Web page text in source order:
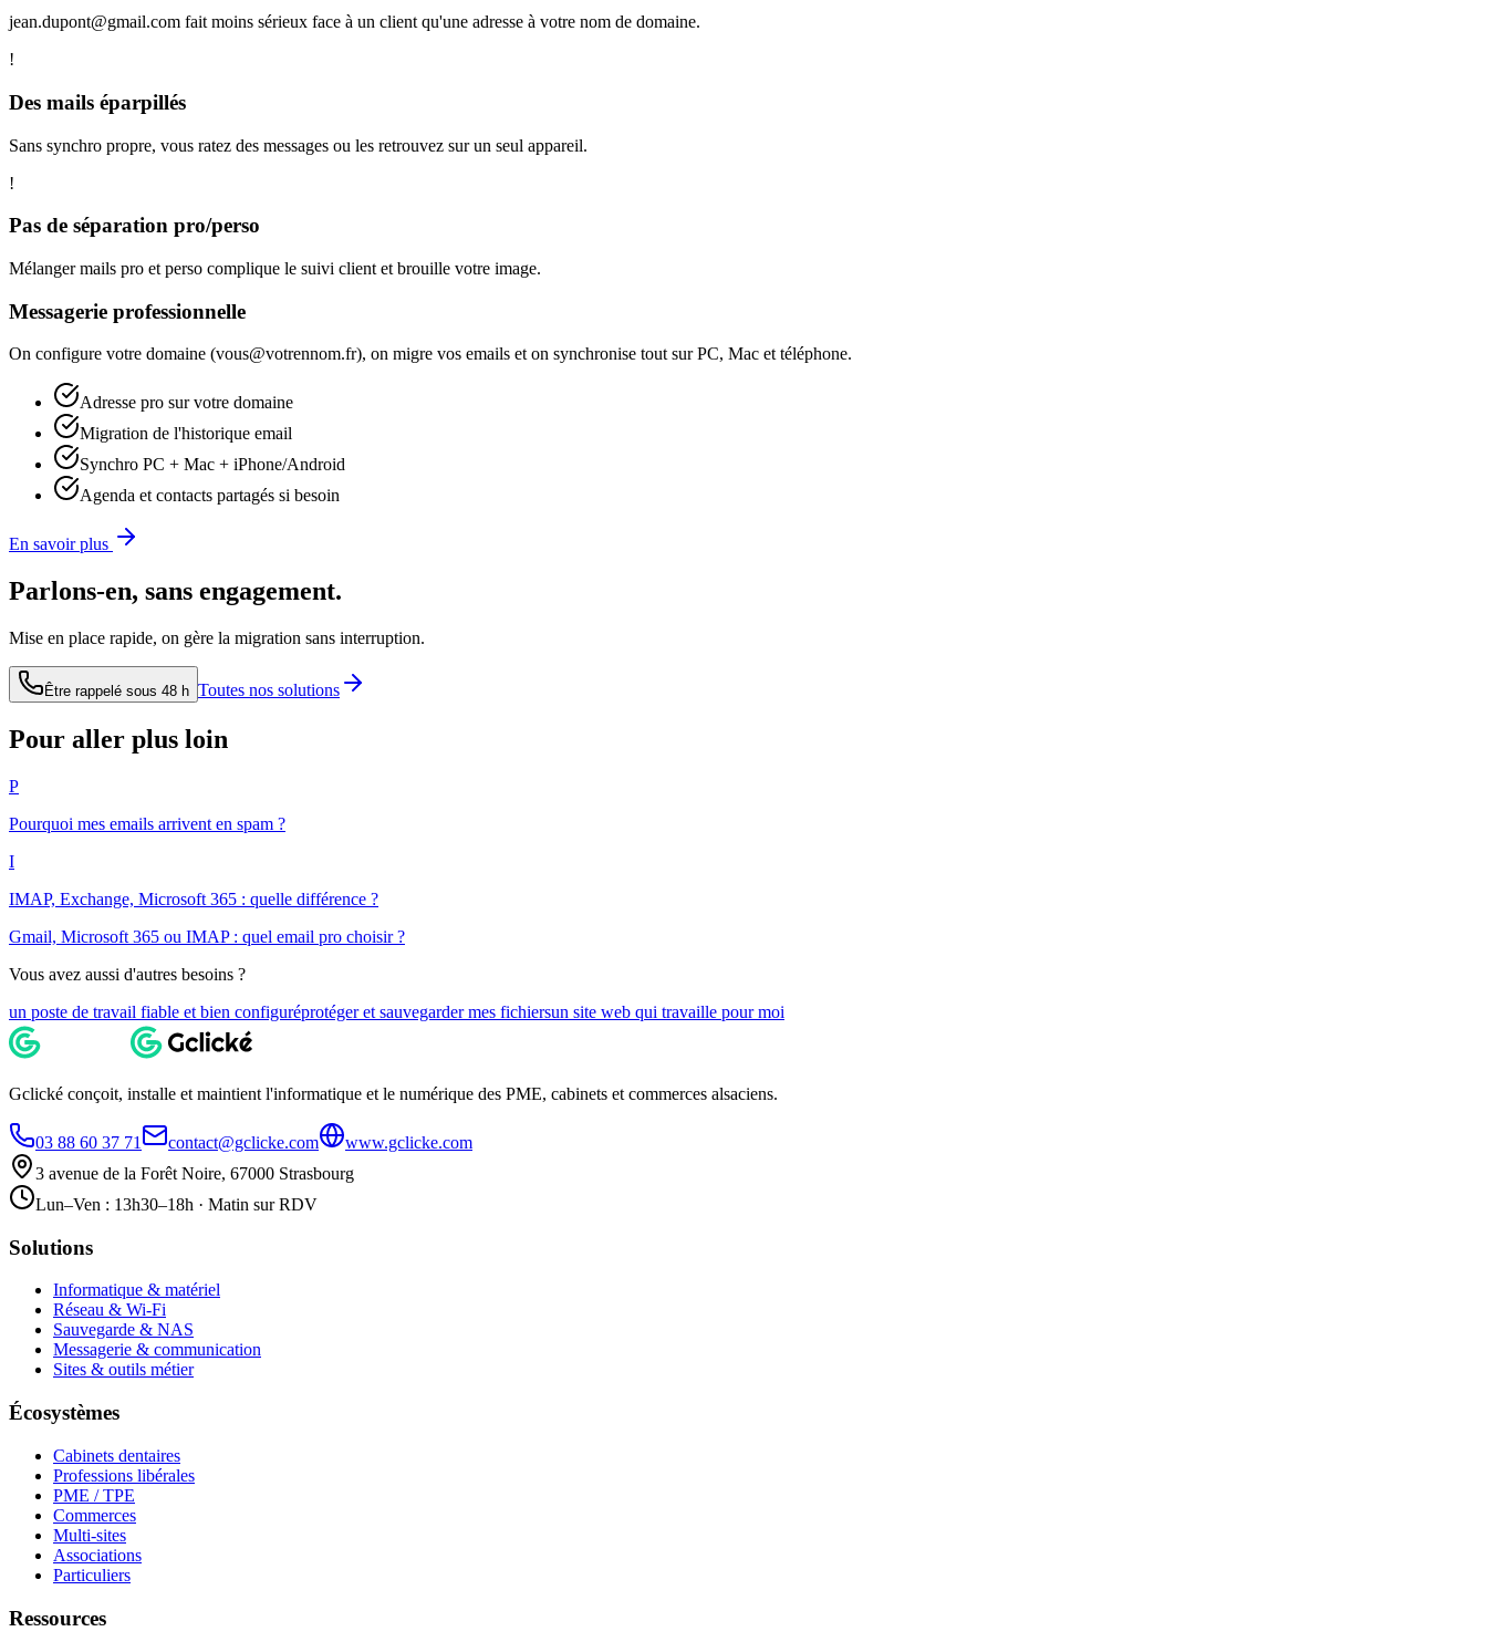
jean.dupont@gmail.com fait moins sérieux face à un client qu'une adresse à votre nom de domaine.
!
Des mails éparpillés
Sans synchro propre, vous ratez des messages ou les retrouvez sur un seul appareil.
!
Pas de séparation pro/perso
Mélanger mails pro et perso complique le suivi client et brouille votre image.
Messagerie professionnelle
On configure votre domaine (vous@votrennom.fr), on migre vos emails et on synchronise tout sur PC, Mac et téléphone.
Adresse pro sur votre domaine
Migration de l'historique email
Synchro PC + Mac + iPhone/Android
Agenda et contacts partagés si besoin
En savoir plus
Parlons-en, sans engagement.
Mise en place rapide, on gère la migration sans interruption.
Être rappelé sous 48 h Toutes nos solutions
Pour aller plus loin
P
Pourquoi mes emails arrivent en spam ?
I
IMAP, Exchange, Microsoft 365 : quelle différence ?
Gmail, Microsoft 365 ou IMAP : quel email pro choisir ?
Vous avez aussi d'autres besoins ?
un poste de travail fiable et bien configuréprotéger et sauvegarder mes fichiersun site web qui travaille pour moi
Gclické conçoit, installe et maintient l'informatique et le numérique des PME, cabinets et commerces alsaciens.
03 88 60 37 71 contact@gclicke.com
www.gclicke.com
3 avenue de la Forêt Noire, 67000 Strasbourg
Lun–Ven : 13h30–18h · Matin sur RDV
Solutions
Informatique & matériel
Réseau & Wi-Fi
Sauvegarde & NAS
Messagerie & communication
Sites & outils métier
Écosystèmes
Cabinets dentaires
Professions libérales
PME / TPE
Commerces
Multi-sites
Associations
Particuliers
Ressources